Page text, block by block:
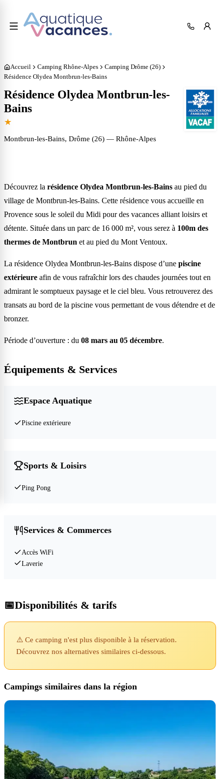
Accueil Camping Rhône-Alpes
Camping Drôme (26)
Résidence Olydea Montbrun-les-Bains
Résidence Olydea Montbrun-les-
Bains
★
Montbrun-les-Bains, Drôme (26) — Rhône-Alpes
Découvrez la résidence Olydea Montbrun-les-Bains au pied du
village de Montbrun-les-Bains. Cette résidence vous accueille en
Provence sous le soleil du Midi pour des vacances alliant loisirs et
détente. Située dans un parc de 16 000 m², vous serez à 100m des
thermes de Montbrun et au pied du Mont Ventoux.
La résidence Olydea Montbrun-les-Bains dispose d’une piscine
extérieure afin de vous rafraîchir lors des chaudes journées tout en
admirant le somptueux paysage et le ciel bleu. Vous retrouverez des
transats au bord de la piscine vous permettant de vous détendre et de
bronzer.
Période d’ouverture : du 08 mars au 05 décembre.
Équipements & Services
Espace Aquatique
Piscine extérieure
Sports & Loisirs
Ping Pong
Services & Commerces
Accès WiFi
Laverie
📅Disponibilités & tarifs
⚠️ Ce camping n'est plus disponible à la réservation.
Découvrez nos alternatives similaires ci-dessous.
Campings similaires dans la région